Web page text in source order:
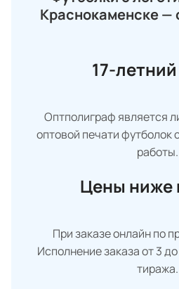
Краснокаменске —
17-
Оптполиграф является
оптовой печати футболок
работы.
Цены ниже
При заказе онлайн по
Исполнение заказа от 3
тиража.